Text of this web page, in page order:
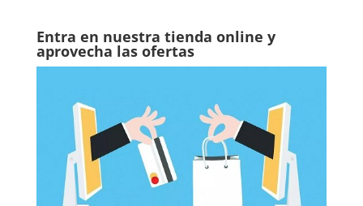
Entra en nuestra tienda online y
aprovecha las ofertas